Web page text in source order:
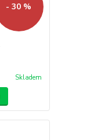
- 30 %
Skladem